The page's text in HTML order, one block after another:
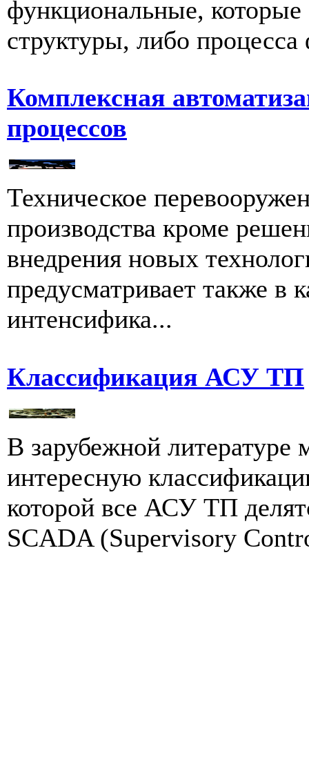
функциональные,
структуры, либо
Комплексная
процессов
Техническое
производства кроме
внедрения новых
предусматривает также в
интенсифика...
Классификация АСУ ТП
В зарубежной литературе
интересную
которой все АСУ ТП
SCADA (Supervisory